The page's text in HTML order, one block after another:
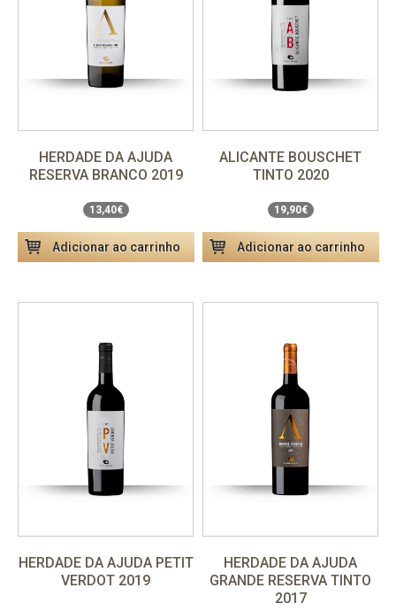
HERDADE DA AJUDA
RESERVA BRANCO 2019
13,40€
Unidade 13,40€
Pack 6 garrafas
Adicionar ao carrinho
ALICANTE BOUSCHET
TINTO 2020
19,90€
Unidade 19,90€
Pack 6 garrafas
Adicionar ao carrinho
HERDADE DA AJUDA PETIT
VERDOT 2019
HERDADE DA AJUDA
GRANDE RESERVA TINTO
2017
29,90€